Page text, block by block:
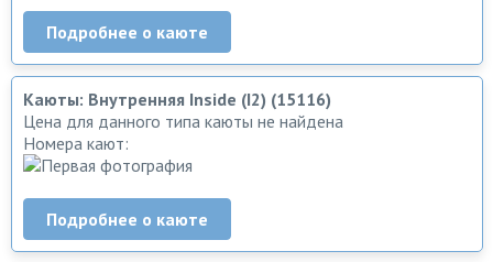
Подробнее о каюте
Каюты: Внутренняя Inside (I2) (15116)
Цена для данного типа каюты не найдена
Номера кают:
Подробнее о каюте